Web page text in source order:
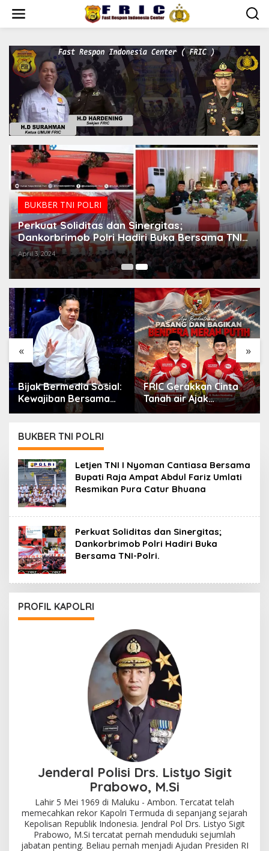
konten
BUKBER TNI POLRI
Perkuat Soliditas dan Sinergitas;
Dankorbrimob Polri Hadiri Buka Bersama TNI-
Polri.
April 3, 2024
« »
Bijak Bermedia Sosial:
Kewajiban Bersama
Demi Keselamatan Diri
FRIC Gerakkan Cinta
Tanah air Ajak
Anggota Bersama
BUKBER TNI POLRI
Letjen TNI I Nyoman Cantiasa Bersama
Bupati Raja Ampat Abdul Fariz Umlati
Resmikan Pura Catur Bhuana
Perkuat Soliditas dan Sinergitas;
Dankorbrimob Polri Hadiri Buka
Bersama TNI-Polri.
PROFIL KAPOLRI
Jenderal Polisi Drs. Listyo Sigit
Prabowo, M.Si
Lahir 5 Mei 1969 di Maluku - Ambon. Tercatat telah
memecahkan rekor Kapolri Termuda di sepanjang sejarah
Kepolisan Republik Indonesia. Jendral Pol Drs. Listyo Sigit
Prabowo, M.Si tercatat pernah menduduki sejumlah
jabatan penting. Beliau pernah menjadi Ajudan Presiden RI